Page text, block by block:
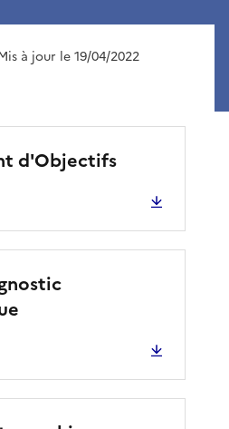
à jour le 19/04/2022
d'Objectifs